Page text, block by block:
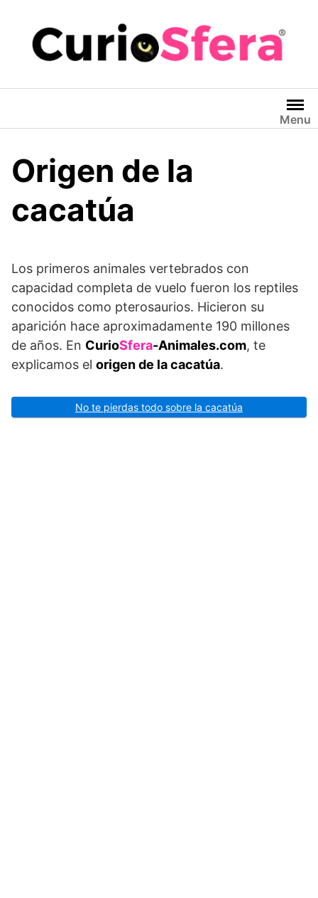
contenido
Menu
Origen de la
cacatúa
Los primeros animales vertebrados con
capacidad completa de vuelo fueron los reptiles
conocidos como pterosaurios. Hicieron su
aparición hace aproximadamente 190 millones
de años. En CurioSfera-Animales.com, te
explicamos el origen de la cacatúa.
No te pierdas todo sobre la cacatúa